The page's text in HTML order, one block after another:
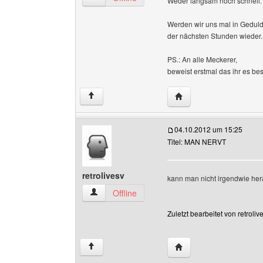
Werden wir uns mal in
der nächsten Stunden wieder.
PS.: An alle Meckerer,
beweist erstmal das ihr es
↑ Website dieses
retrolivesv
retrolivesv Benutzer-Profile anzeigen
Offline
04.10.2012 um 15:25
Titel: MAN NERVT
kann man nicht irgendwie
Zuletzt bearbeitet von
↑ Website dieses